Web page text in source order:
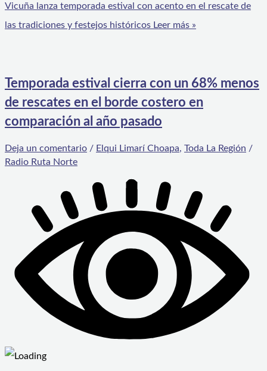
Vicuña lanza temporada estival con acento en el rescate de
las tradiciones y festejos históricos Leer más »
Temporada estival cierra con un 68% menos
de rescates en el borde costero en
comparación al año pasado
Deja un comentario / Elqui Limarí Choapa, Toda La Región /
Radio Ruta Norte